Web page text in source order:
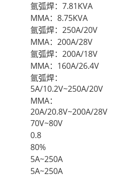
氩弧焊：7.81KVA
MMA：8.75KVA
氩弧焊：250A/20V
MMA：200A/28V
氩弧焊：200A/18V
MMA：160A/26.4V
氩弧焊：
5A/10.2V~250A/20V
MMA：
20A/20.8V~200A/28V
70V~80V
0.8
80%
5A~250A
5A~250A